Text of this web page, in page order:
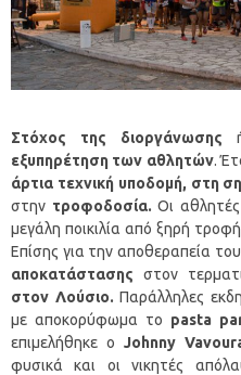
Στόχος της διοργάνωσης
εξυπηρέτηση των αθλητών.
άρτια τεχνική υποδομή, στη
στην τροφοδοσία.Οι
μεγάλη ποικιλία από ξηρή
Επίσης για την αποθεραπεία
αποκατάστασης στον
στον Λούσιο.Παράλληλες
με αποκορύφωμα το pasta
επιμελήθηκε οJohnny
φυσικά και οι νικητές